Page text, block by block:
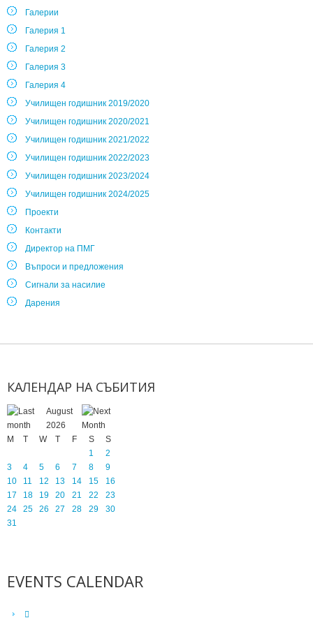
Галерии
Галерия 1
Галерия 2
Галерия 3
Галерия 4
Училищен годишник 2019/2020
Училищен годишник 2020/2021
Училищен годишник 2021/2022
Училищен годишник 2022/2023
Училищен годишник 2023/2024
Училищен годишник 2024/2025
Проекти
Контакти
Директор на ПМГ
Въпроси и предложения
Сигнали за насилие
Дарения
КАЛЕНДАР НА СЪБИТИЯ
August
2026
M
T W T F S
S
1
2
3
4 5 6 7 8
9
10
11 12 13 14 15
16
17
18 19 20 21 22
23
24
25 26 27 28 29
30
31
EVENTS CALENDAR